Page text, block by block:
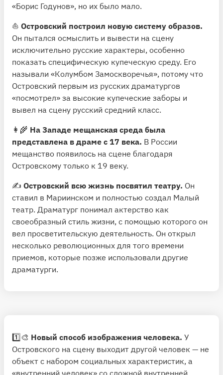
«Борис Годунов», но их было мало.
⛵️ Островский построил новую систему образов.
Он пытался осмыслить и вывести на сцену
исключительно русские характеры, особенно
показать специфическую купеческую среду. Его
называли «Колумбом Замоскворечья», потому что
Островский первым из русских драматургов
«посмотрел» за высокие купеческие заборы и
вывел на сцену русский средний класс.
👩‍🌾 На Западе мещанская среда была
представлена в драме с 17 века. В России
мещанство появилось на сцене благодаря
Островскому только к 19 веку.
✍️ Островский всю жизнь посвятил театру. Он
ставил в Мариинском и полностью создал Малый
театр. Драматург понимал актерство как
своеобразный стиль жизни, с помощью которого он
вел просветительскую деятельность. Он открыл
несколько революционных для того времени
приемов, которые позже использовали другие
драматурги.
1️⃣🎨 Новый способ изображения человека. У
Островского на сцену выходит другой человек — не
объект с набором социальных характеристик, а
«внутренний человек» со сложной внутренней